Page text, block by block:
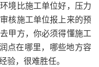
境比施工单位好，压力
核施工单位报上来的预
甲方，你必须得懂施工
点在哪里，哪些地方容
验，很难胜任。